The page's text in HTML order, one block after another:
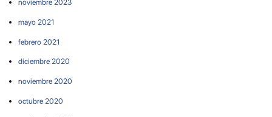
noviembre 2023
mayo 2021
febrero 2021
diciembre 2020
noviembre 2020
octubre 2020